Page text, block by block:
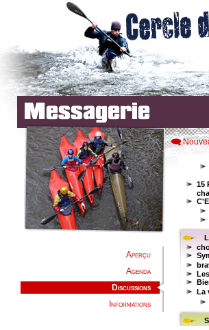
Aperçu
Agenda
Discussions
Informations